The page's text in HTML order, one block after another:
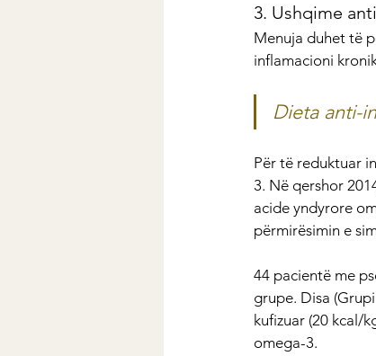
3. Ushqime
Menuja duhet të
inflamacioni
Dieta anti-
Për të reduktuar
3. Në qershor
acide yndyrore
përmirësimin e
44 pacientë me
grupe. Disa
kufizuar (20 kcal/
omega-3.